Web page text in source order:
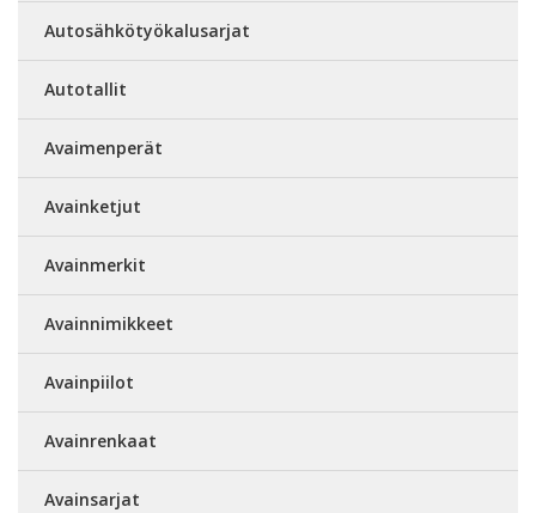
Autosähkötyökalusarjat
Autotallit
Avaimenperät
Avainketjut
Avainmerkit
Avainnimikkeet
Avainpiilot
Avainrenkaat
Avainsarjat